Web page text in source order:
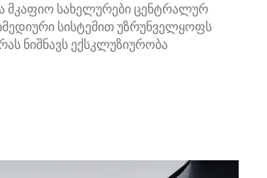
მკაფიო სახელურები ცენტრალურ
სისტემით უზრუნველყოფს
ნიშნავს ექსკლუზიურობა